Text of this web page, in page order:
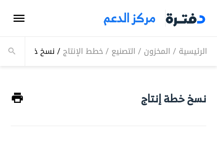
مركز الدعم
الرئيسية / المخزون / التصنيع /خطط الإنتاج/نسخ خطة إنتاج
نسخ خطة إنتاج